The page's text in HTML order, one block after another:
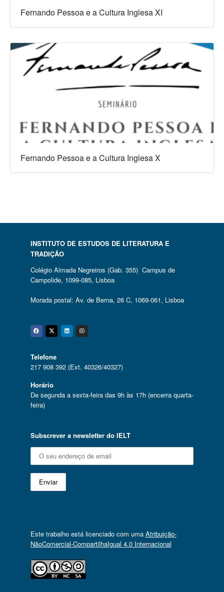
Fernando Pessoa e a Cultura Inglesa XI
Fernando Pessoa e a Cultura Inglesa X
INSTITUTO DE ESTUDOS DE LITERATURA E
TRADIÇÃO
Colégio Almada Negreiros (Gab. 355) Campus de
Campolide, 1099-085, Lisboa
Morada postal: Av. de Berna, 26 C, 1069-061, Lisboa
Facebook
Twitter
Linkedin
Instagram
Telefone
217 908 392 (Ext. 40326/40327)
Horário
De segunda a sexta-feira das 9h às 17h (encerra quarta-
feira)
Subscrever a newsletter do IELT
Este trabalho está licenciado com uma Atribuição-
NãoComercial-CompartilhaIgual 4.0 Internacional